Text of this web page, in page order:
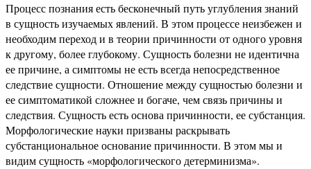
Процесс познания есть бесконечный путь углубления знаний
в сущность изучаемых явлений. В этом процессе неизбежен и
необходим переход и в теории причинности от одного уровня
к другому, более глубокому. Сущность болезни не идентична
ее причине, а симптомы не есть всегда непосредственное
следствие сущности. Отношение между сущностью болезни и
ее симптоматикой сложнее и богаче, чем связь причины и
следствия. Сущность есть основа причинности, ее субстанция.
Морфологические науки призваны раскрывать
субстанциональное основание причинности. В этом мы и
видим сущность «морфологического детерминизма».